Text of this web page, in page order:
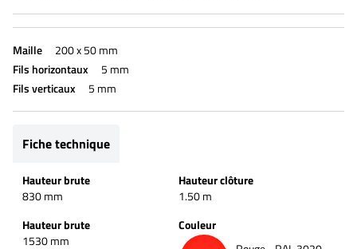
Maille
200 x 50 mm
Fils horizontaux
5 mm
Fils verticaux
5 mm
Fiche technique
Hauteur brute
830 mm
Hauteur clôture
1.50 m
Hauteur brute
1530 mm
Couleur